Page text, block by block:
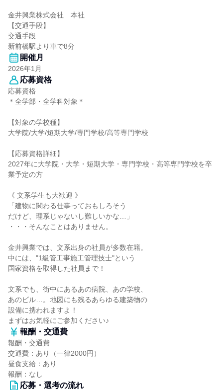
金井興業株式会社 本社
【交通手段】
交通手段
新前橋駅より車で8分
開催月
2026年1月
応募資格
応募資格
＊全学部・全学科対象＊
【対象の学校種】
大学院/大学/短期大学/専門学校/高等専門学校
【応募資格詳細】
2027年に大学院・大学・短期大学・専門学校・高等専門学校を卒
業予定の方
《 文系学生も大歓迎 》
「建物に関わる仕事っておもしろそう
だけど、理系じゃないし難しいかな…」
・・・そんなことはありません。
金井興業では、文系出身の社員が多数在籍。
中には、"1級管工事施工管理技士"という
国家資格を取得した社員まで！
文系でも、街中にあるあの病院、あの学校、
あのビル…。地図にも残るあらゆる建築物の
設備に携われますよ！
まずはお気軽にご参加ください♪
報酬・交通費
報酬・交通費
交通費：あり（一律2000円）
昼食支給：あり
報酬：なし
応募・選考の流れ